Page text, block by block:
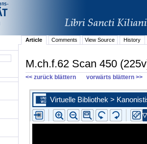
Article Comments View Source History
M.ch.f.62 Scan 450
<< zurück blättern vorwärts blättern >>